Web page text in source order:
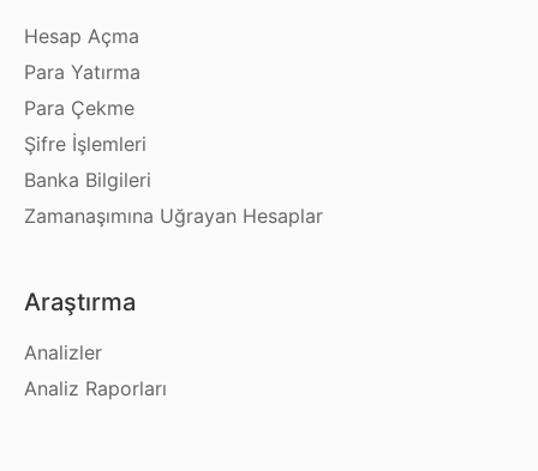
Hesap Açma
Para Yatırma
Para Çekme
Şifre İşlemleri
Banka Bilgileri
Zamanaşımına Uğrayan Hesaplar
Araştırma
Analizler
Analiz Raporları